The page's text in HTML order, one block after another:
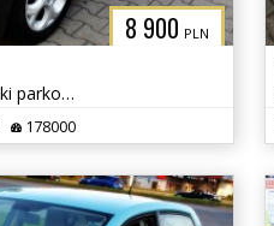
8 900 PLN
Panoramiczna szyba, Czujniki parkowania, Klimatyzacja
178000